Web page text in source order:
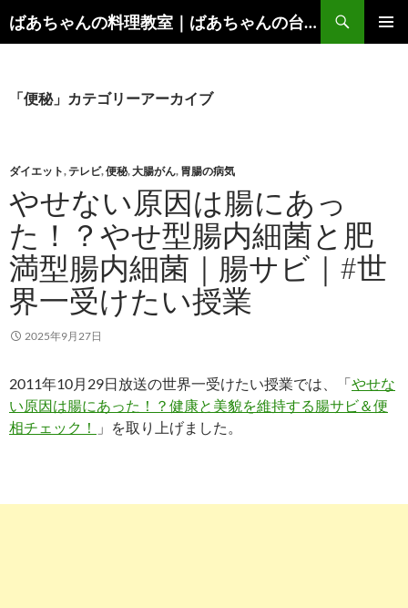
ン
プ
ばあちゃんの料理教室｜ばあちゃんの台所から学ぶ、食と健康の知恵
索
「便秘」カテゴリーアーカイブ
ダイエット,テレビ,便秘,大腸がん, 胃腸の病気
やせない原因は腸にあっ
た！？やせ型腸内細菌と肥
満型腸内細菌｜腸サビ｜#世
界一受けたい授業
2025年9月27日
2011年10月29日放送の世界一受けたい授業では、「やせな
い原因は腸にあった！？健康と美貌を維持する腸サビ＆便
相チェック！
」を取り上げました。